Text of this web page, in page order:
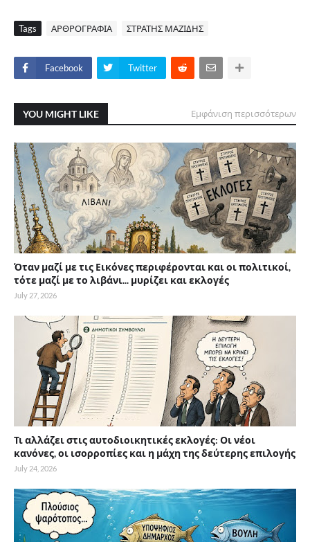
Tags ΑΡΘΡΟΓΡΑΦΙΑ ΣΤΡΑΤΗΣ ΜΑΖΙΔΗΣ
Facebook Twitter
YOU MIGHT LIKE Εμφάνιση περισσότερων
Όταν μαζί με τις Εικόνες περιφέρονται και οι πολιτικοί,
τότε μαζί με το λιβάνι... μυρίζει και εκλογές
July 27, 2026
Τι αλλάζει στις αυτοδιοικητικές εκλογές: Οι νέοι
κανόνες, οι ισορροπίες και η μάχη της δεύτερης επιλογής
July 24, 2026